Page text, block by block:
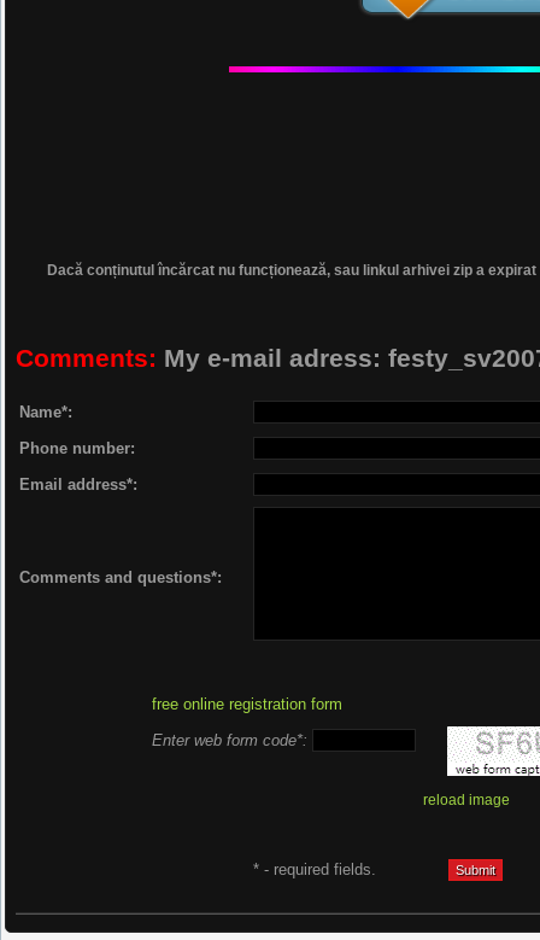
Dacă conținutul încărcat nu funcționează, sau linkul arhivei zip a
Comments: My e-mail adress:
Name*:
Phone number:
Email address*:
Comments and questions*:
free online registration form
Enter web form code*:
reload image
* - required fields.